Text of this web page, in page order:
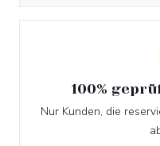
100%
Nur Kunden, die